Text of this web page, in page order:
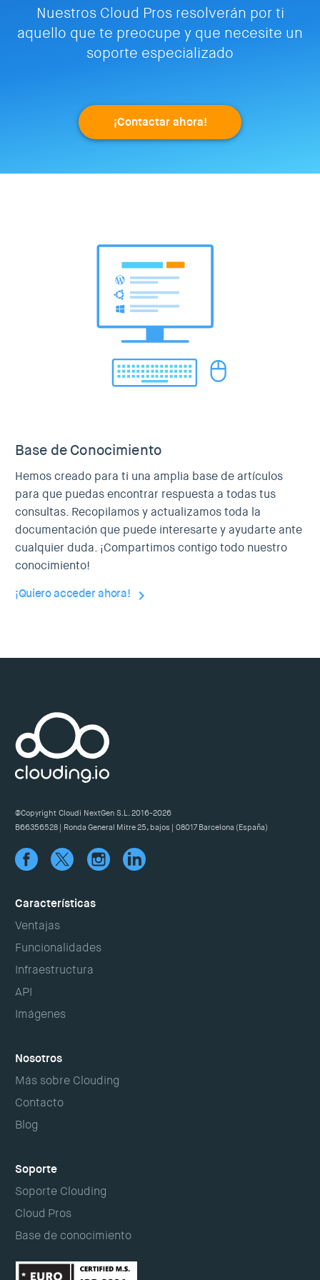
Nuestros Cloud Pros resolverán por ti
aquello que te preocupe y que necesite un
soporte especializado
¡Contactar ahora!
Base de Conocimiento
Hemos creado para ti una amplia base de artículos
para que puedas encontrar respuesta a todas tus
consultas. Recopilamos y actualizamos toda la
documentación que puede interesarte y ayudarte ante
cualquier duda. ¡Compartimos contigo todo nuestro
conocimiento!
¡Quiero acceder ahora!
@Copyright Cloudi NextGen S.L. 2016-2026
B66356528 | Ronda General Mitre 25, bajos | 08017 Barcelona (España)
Características
Ventajas
Funcionalidades
Infraestructura
API
Imágenes
Nosotros
Más sobre Clouding
Contacto
Blog
Soporte
Soporte Clouding
Cloud Pros
Base de conocimiento